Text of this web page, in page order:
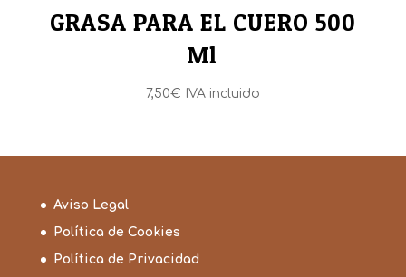
GRASA PARA EL CUERO 500
Ml
7,50€ IVA incluido
Aviso Legal
Política de Cookies
Política de Privacidad